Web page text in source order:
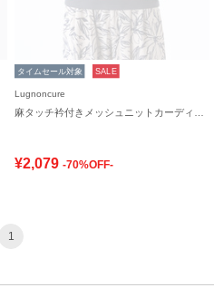
タイムセール対象 SALE
Lugnoncure
¥2,079 -70%OFF-
1